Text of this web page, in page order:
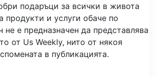
подаръци за всички в живота
продукти и услуги обаче по
не е предназначен да представлява
от Us Weekly, нито от някоя
в публикацията.